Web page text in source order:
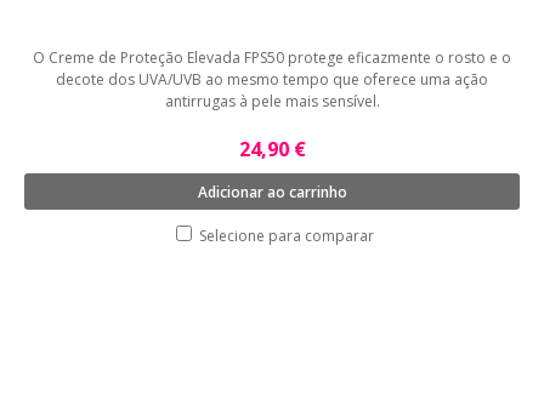
O Creme de Proteção Elevada FPS50 protege eficazmente o rosto e o
decote dos UVA/UVB ao mesmo tempo que oferece uma ação
antirrugas à pele mais sensível.
24,90 €
Adicionar ao carrinho
Selecione para comparar